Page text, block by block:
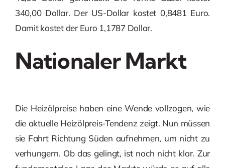
340,00 Dollar. Der US-Dollar kostet 0,8481 Euro.
Damit kostet der Euro 1,1787 Dollar.
Nationaler Markt
Die Heizölpreise haben eine Wende vollzogen, wie
die aktuelle Heizölpreis-Tendenz zeigt. Nun müssen
sie Fahrt Richtung Süden aufnehmen, um nicht zu
verhungern. Ob das gelingt, ist noch nicht klar. Zur